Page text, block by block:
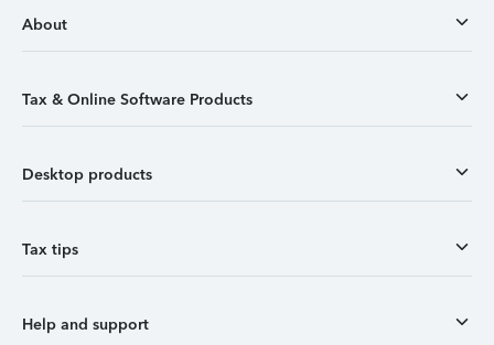
About
Tax & Online Software Products
Desktop products
Tax tips
Help and support